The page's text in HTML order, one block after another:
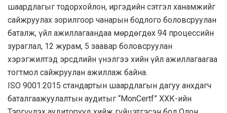
шаардлагыг тодорхойлон, иргэдийн сэтгэл ханамжийг
сайжруулах зорилгоор чанарын бодлого боловсруулан
баталж, үйл ажиллагаандаа мөрдөгдөх 94 процессийн
зураглал, 12 журам, 5 заавар боловсруулан
хэрэгжилтэд эрсдлийн үнэлгээ хийн үйл ажиллагаагаа
тогтмол сайжруулан ажиллаж байна.
ISO 9001:2015 стандартын шаардлагын дагуу анхдагч
баталгаажуулалтын аудитыг “MonCertf” ХХК-ийн